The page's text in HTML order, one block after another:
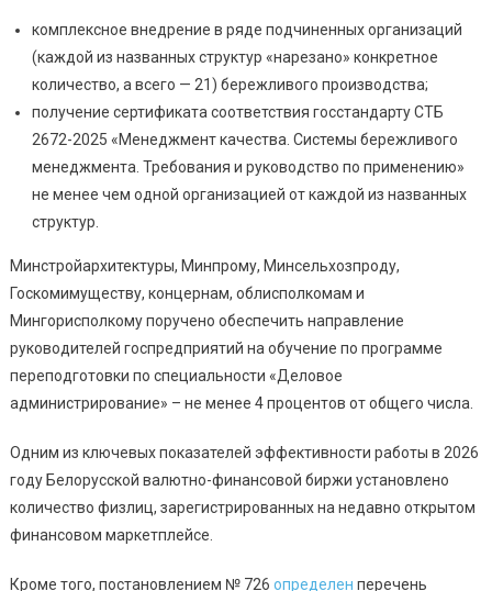
комплексное внедрение в ряде подчиненных организаций
(каждой из названных структур «нарезано» конкретное
количество, а всего — 21) бережливого производства;
получение сертификата соответствия госстандарту СТБ
2672-2025 «Менеджмент качества. Системы бережливого
менеджмента. Требования и руководство по применению»
не менее чем одной организацией от каждой из названных
структур.
Минстройархитектуры, Минпрому, Минсельхозпроду,
Госкомимуществу, концернам, облисполкомам и
Мингорисполкому поручено обеспечить направление
руководителей госпредприятий на обучение по программе
переподготовки по специальности «Деловое
администрирование» – не менее 4 процентов от общего числа.
Одним из ключевых показателей эффективности работы в 2026
году Белорусской валютно-финансовой биржи установлено
количество физлиц, зарегистрированных на недавно открытом
финансовом маркетплейсе.
Кроме того, постановлением № 726 определен перечень